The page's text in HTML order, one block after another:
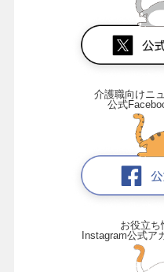
介護職向けニ
公式
お役立ち
Instagram公式ア